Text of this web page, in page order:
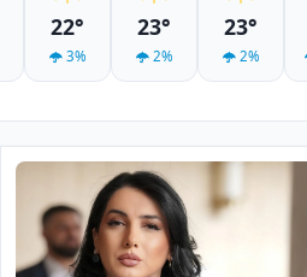
22°
3%
23°
2%
23°
2%